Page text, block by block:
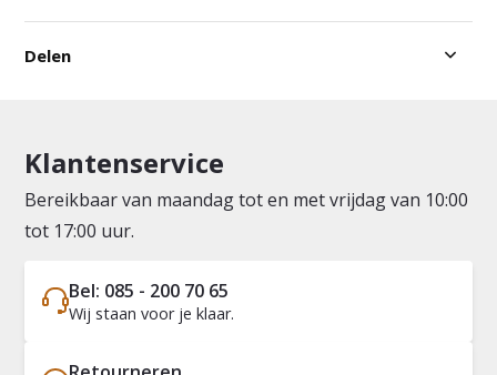
Delen
Klantenservice
Bereikbaar van maandag tot en met vrijdag van 10:00
tot 17:00 uur.
Bel: 085 - 200 70 65
Wij staan voor je klaar.